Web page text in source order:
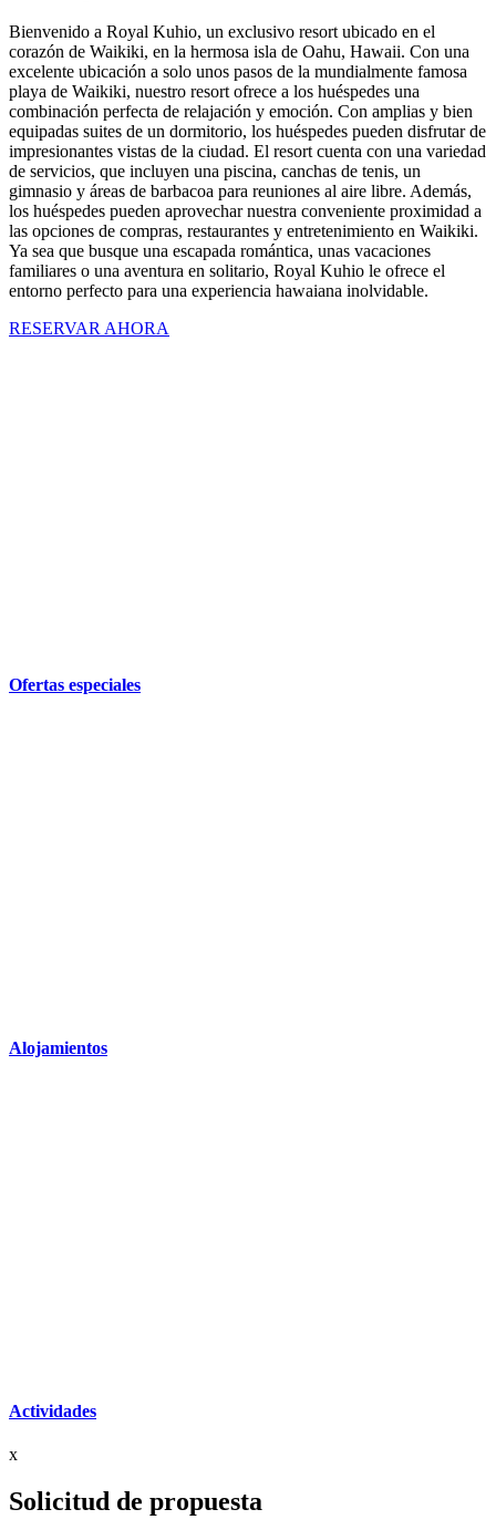
Bienvenido a Royal Kuhio, un exclusivo resort ubicado en el
corazón de Waikiki, en la hermosa isla de Oahu, Hawaii. Con una
excelente ubicación a solo unos pasos de la mundialmente famosa
playa de Waikiki, nuestro resort ofrece a los huéspedes una
combinación perfecta de relajación y emoción. Con amplias y bien
equipadas suites de un dormitorio, los huéspedes pueden disfrutar de
impresionantes vistas de la ciudad. El resort cuenta con una variedad
de servicios, que incluyen una piscina, canchas de tenis, un
gimnasio y áreas de barbacoa para reuniones al aire libre. Además,
los huéspedes pueden aprovechar nuestra conveniente proximidad a
las opciones de compras, restaurantes y entretenimiento en Waikiki.
Ya sea que busque una escapada romántica, unas vacaciones
familiares o una aventura en solitario, Royal Kuhio le ofrece el
entorno perfecto para una experiencia hawaiana inolvidable.
RESERVAR AHORA
Ofertas especiales
Alojamientos
Actividades
x
Solicitud de propuesta